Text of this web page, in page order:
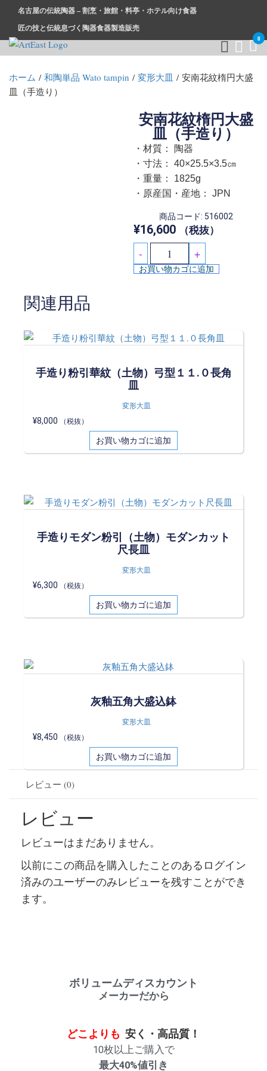
名古屋の伝統陶器 – 割烹・旅館・料亭・ホテル向け食器
匠の技と伝統息づく陶器食器製造販売
和食器・洋食器通販｜割烹・旅館・料亭・ホテル等業務用卸販
売
業務用から個人用まで、おしゃれでかわいい和食器・洋食器は
まとめ買いがお得です。
0
ホーム / 和陶単品 Wato tampin / 変形大皿 / 安南花紋楕円大盛
皿（手造り）
安南花紋楕円大盛
皿（手造り）
・材質： 陶器
・寸法： 40×25.5×3.5㎝
・重量： 1825g
・原産国・産地： JPN
商品コード: 516002
¥16,600 （税抜）
- +
お買い物カゴに追加
関連用品
手造り粉引華紋（土物）弓型１１.０長角
皿
変形大皿
¥8,000 （税抜）
お買い物カゴに追加
手造りモダン粉引（土物）モダンカット
尺長皿
変形大皿
¥6,300 （税抜）
お買い物カゴに追加
灰釉五角大盛込鉢
変形大皿
¥8,450 （税抜）
お買い物カゴに追加
レビュー (0)
レビュー
レビューはまだありません。
以前にこの商品を購入したことのあるログイン
済みのユーザーのみレビューを残すことができ
ます。
ボリュームディスカウント
メーカーだから
どこよりも 安く・高品質！
10枚以上ご購入で
最大40%値引き